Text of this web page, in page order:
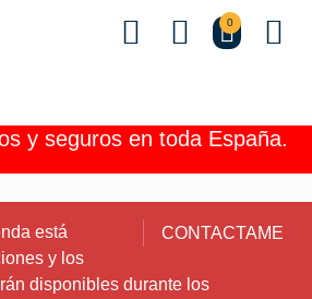
0
y seguros en toda España.
CONTACTAME
está
y los
disponibles durante los